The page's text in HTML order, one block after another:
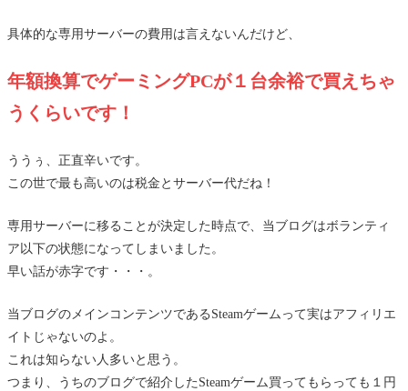
具体的な専用サーバーの費用は言えないんだけど、
年額換算でゲーミングPCが１台余裕で買えちゃ
うくらいです！
ううぅ、正直辛いです。
この世で最も高いのは税金とサーバー代だね！
専用サーバーに移ることが決定した時点で、当ブログはボランティ
ア以下の状態になってしまいました。
早い話が赤字です・・・。
当ブログのメインコンテンツであるSteamゲームって実はアフィリエ
イトじゃないのよ。
これは知らない人多いと思う。
つまり、うちのブログで紹介したSteamゲーム買ってもらっても１円